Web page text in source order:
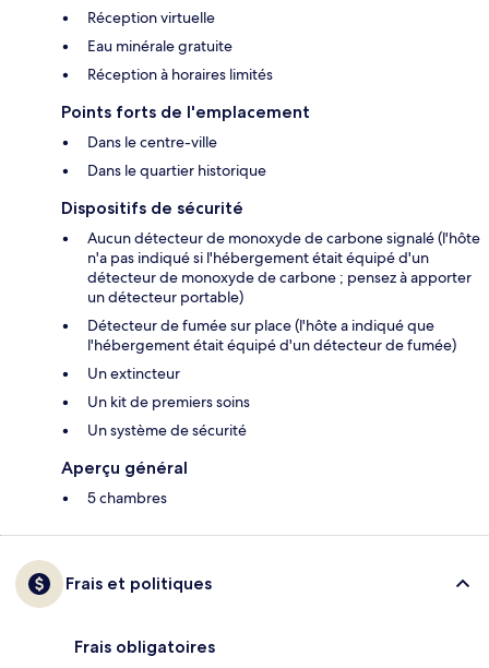
Réception virtuelle
Eau minérale gratuite
Réception à horaires limités
Points forts de l'emplacement
Dans le centre-ville
Dans le quartier historique
Dispositifs de sécurité
Aucun détecteur de monoxyde de carbone signalé (l'hôte
n'a pas indiqué si l'hébergement était équipé d'un
détecteur de monoxyde de carbone ; pensez à apporter
un détecteur portable)
Détecteur de fumée sur place (l'hôte a indiqué que
l'hébergement était équipé d'un détecteur de fumée)
Un extincteur
Un kit de premiers soins
Un système de sécurité
Aperçu général
5 chambres
Frais et politiques
Frais obligatoires